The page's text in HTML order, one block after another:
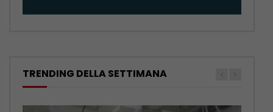
TRENDING DELLA SETTIMANA